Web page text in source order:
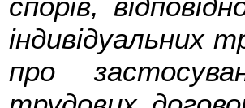
індивідуальних
про